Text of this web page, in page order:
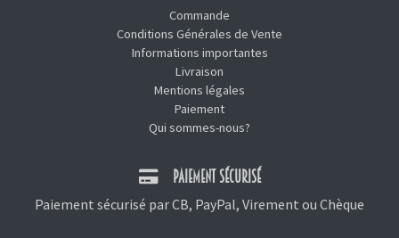
Commande
Conditions Générales de Vente
Informations importantes
Livraison
Mentions légales
Paiement
Qui sommes-nous?
PAIEMENT SÉCURISÉ
Paiement sécurisé par CB, PayPal, Virement ou Chèque